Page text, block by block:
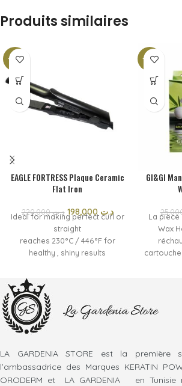
Produits similaires
-10%
EAGLE FORTRESS Plaque Ceramic
Flat Iron
د.ت220,000 د.ت 198,000
Ideal for making perfect curl or
straight
reaches 230°C / 446°F for
healthy , shiny results
durable 360 degrees
professional swivel cord
-10%
GI&GI
La pièce
Wax
LA GARDENIA STORE est la première
l’ambassadrice des Marques KERATIN
ORODERM et LA GARDENIA en Tunisie